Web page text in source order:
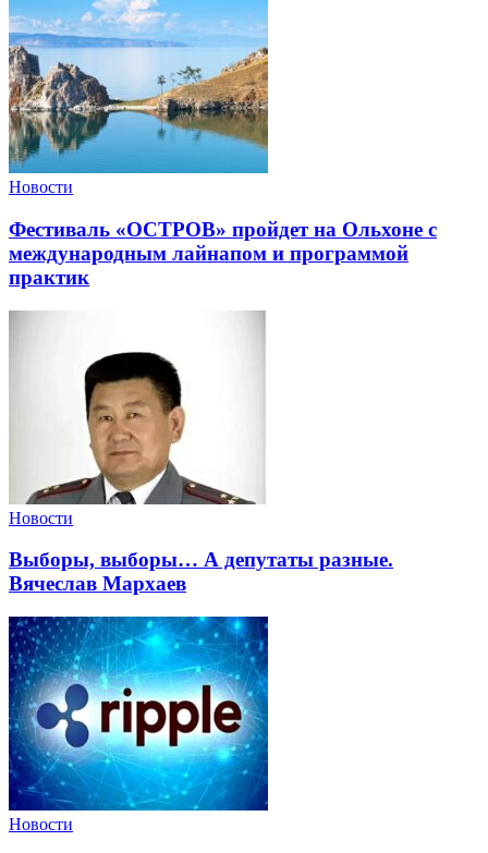
Новости
Фестиваль «ОСТРОВ» пройдет на Ольхоне с
международным лайнапом и программой
практик
Новости
Выборы, выборы… А депутаты разные.
Вячеслав Мархаев
Новости